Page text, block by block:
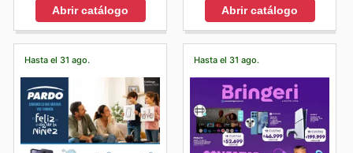
Abrir catálogo Abrir catálogo
Hasta el 31 ago. Hasta el 31 ago.